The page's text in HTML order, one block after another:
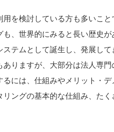
を検討している方も多いこと
、世界的にみると長い歴史が
テムとして誕生し、発展して
りますが、大部分は法人専門
には、仕組みやメリット・デ
ングの基本的な仕組み、た